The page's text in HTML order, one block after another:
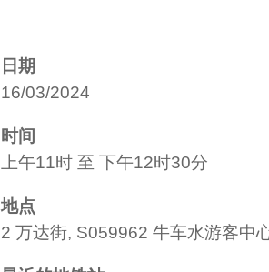
日期
16/03/2024
时间
上午11时 至 下午12时30分
地点
2 万达街, S059962 牛车水游客中